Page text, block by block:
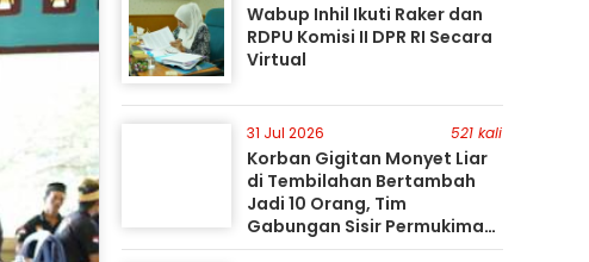
Wabup Inhil Ikuti Raker dan
RDPU Komisi II DPR RI Secara
Virtual
31 Jul 2026 521 kali
Korban Gigitan Monyet Liar
di Tembilahan Bertambah
Jadi 10 Orang, Tim
Gabungan Sisir Permukiman
Gunakan Perahu Karet